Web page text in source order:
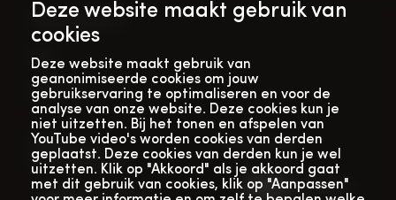
Deze website maakt gebruik van
cookies
Deze website maakt gebruik van
geanonimiseerde cookies om jouw
gebruikservaring te optimaliseren en voor de
analyse van onze website. Deze cookies kun je
niet uitzetten. Bij het tonen en afspelen van
YouTube video's worden cookies van derden
geplaatst. Deze cookies van derden kun je wel
uitzetten. Klik op "Akkoord" als je akkoord gaat
met dit gebruik van cookies, klik op "Aanpassen"
ANBI-gegevens
Pers
Vacatures
Bekijk onze
verhalenwebsite
Met dank aan